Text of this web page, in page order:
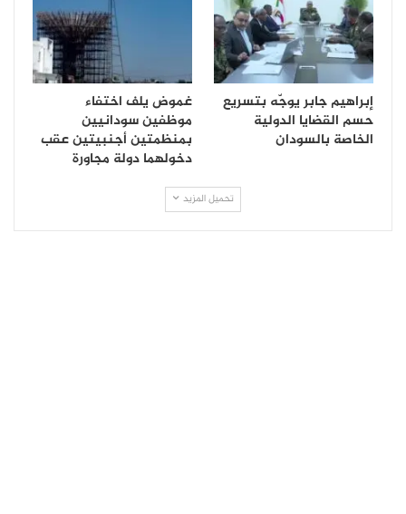
إبراهيم جابر يوجّه بتسريع
حسم القضايا الدولية
الخاصة بالسودان
غموض يلف اختفاء
موظفين سودانيين
بمنظمتين أجنبيتين عقب
دخولهما دولة مجاورة
تحميل المزيد